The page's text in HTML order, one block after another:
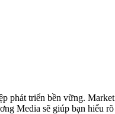
triển bền vững.
Media sẽ giúp bạn hiểu